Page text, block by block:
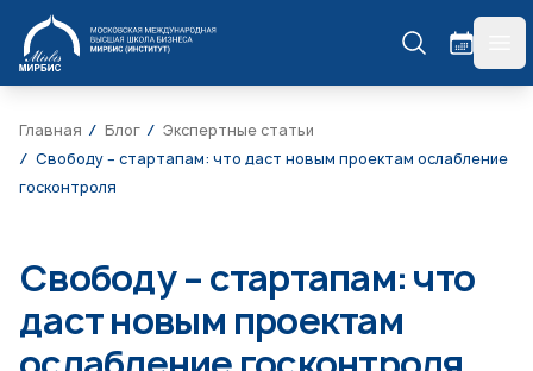
МИРБИС
Главная Блог
Экспертные статьи
Свободу – стартапам: что даст новым проектам ослабление
госконтроля
Свободу – стартапам: что
даст новым проектам